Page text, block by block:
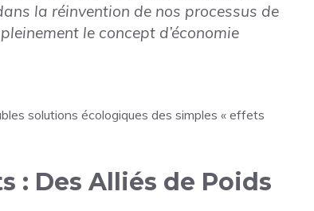
la réinvention de nos processus de
le concept d’économie
solutions écologiques des simples « effets
: Des Alliés de Poids